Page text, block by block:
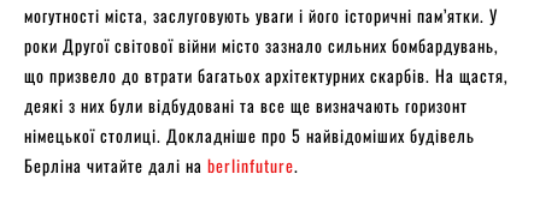
могутності міста, заслуговують уваги і його історичні пам’ятки. У
роки Другої світової війни місто зазнало сильних бомбардувань,
що призвело до втрати багатьох архітектурних скарбів. На щастя,
деякі з них були відбудовані та все ще визначають горизонт
німецької столиці. Докладніше про 5 найвідоміших будівель
Берліна читайте далі на berlinfuture.